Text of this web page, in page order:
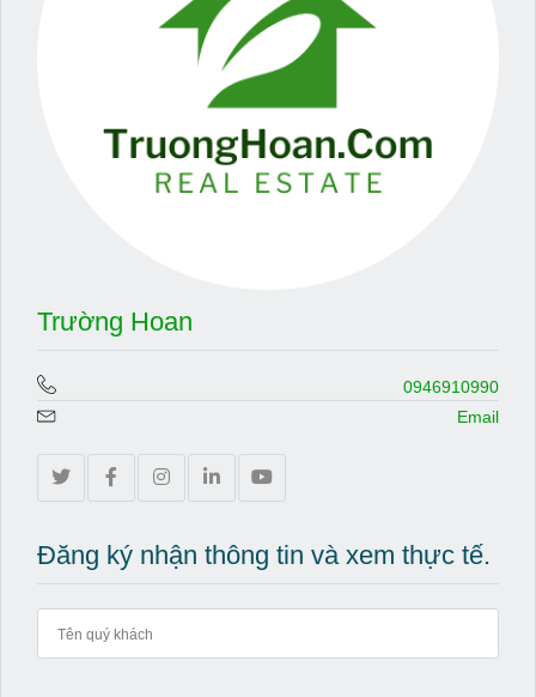
Trường Hoan
0946910990
Email
Đăng ký nhận thông tin và xem thực tế.